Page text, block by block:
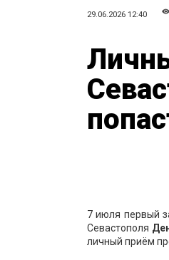
29.06.2026 12:40
7 июля первый
Севастополя
личный приём